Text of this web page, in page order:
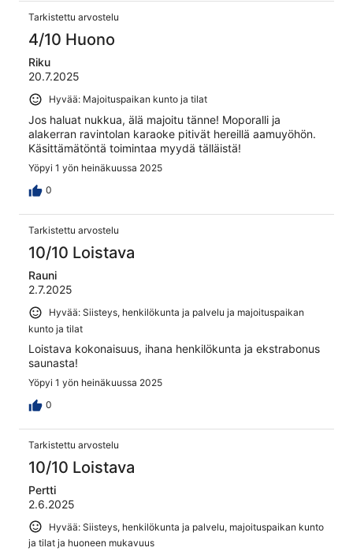
Tarkistettu arvostelu
4/10 Huono
Riku
20.7.2025
Hyvää: Majoituspaikan kunto ja tilat
Jos haluat nukkua, älä majoitu tänne! Moporalli ja
alakerran ravintolan karaoke pitivät hereillä aamuyöhön.
Käsittämätöntä toimintaa myydä tälläistä!
Yöpyi 1 yön heinäkuussa 2025
0
Tarkistettu arvostelu
10/10 Loistava
Rauni
2.7.2025
Hyvää: Siisteys, henkilökunta ja palvelu ja majoituspaikan
kunto ja tilat
Loistava kokonaisuus, ihana henkilökunta ja ekstrabonus
saunasta!
Yöpyi 1 yön heinäkuussa 2025
0
Tarkistettu arvostelu
10/10 Loistava
Pertti
2.6.2025
Hyvää: Siisteys, henkilökunta ja palvelu, majoituspaikan kunto
ja tilat ja huoneen mukavuus